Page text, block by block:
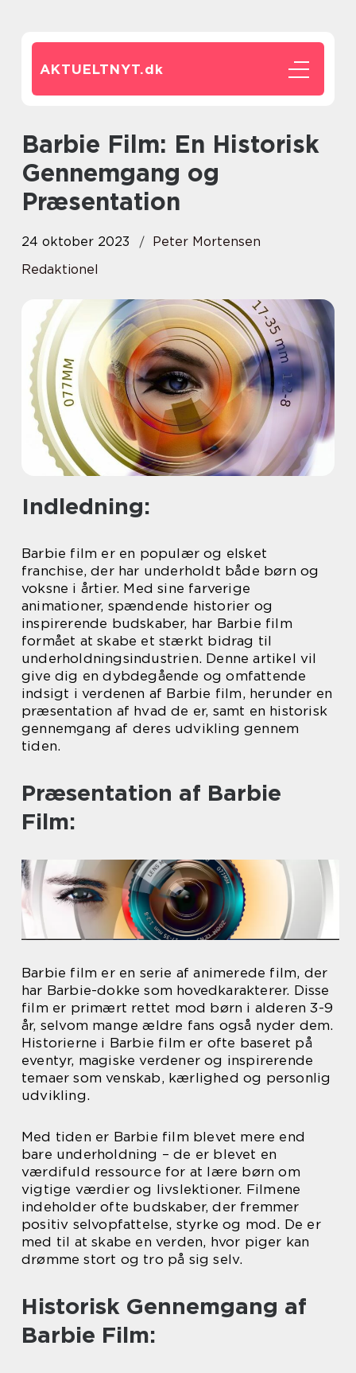
AKTUELTNYT.dk
Barbie Film: En Historisk
Gennemgang og
Præsentation
24 oktober 2023
Peter Mortensen
Redaktionel
Indledning:
Barbie film er en populær og elsket
franchise, der har underholdt både børn og
voksne i årtier. Med sine farverige
animationer, spændende historier og
inspirerende budskaber, har Barbie film
formået at skabe et stærkt bidrag til
underholdningsindustrien. Denne artikel vil
give dig en dybdegående og omfattende
indsigt i verdenen af Barbie film, herunder en
præsentation af hvad de er, samt en historisk
gennemgang af deres udvikling gennem
tiden.
Præsentation af Barbie
Film:
Barbie film er en serie af animerede film, der
har Barbie-dokke som hovedkarakterer. Disse
film er primært rettet mod børn i alderen 3-9
år, selvom mange ældre fans også nyder dem.
Historierne i Barbie film er ofte baseret på
eventyr, magiske verdener og inspirerende
temaer som venskab, kærlighed og personlig
udvikling.
Med tiden er Barbie film blevet mere end
bare underholdning – de er blevet en
værdifuld ressource for at lære børn om
vigtige værdier og livslektioner. Filmene
indeholder ofte budskaber, der fremmer
positiv selvopfattelse, styrke og mod. De er
med til at skabe en verden, hvor piger kan
drømme stort og tro på sig selv.
Historisk Gennemgang af
Barbie Film: